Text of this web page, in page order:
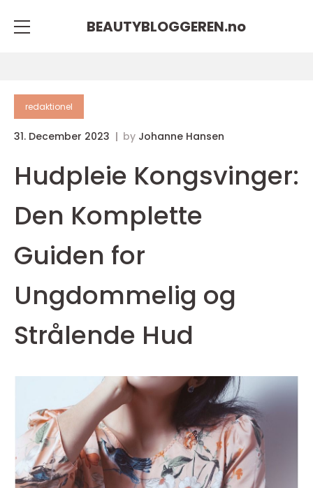
BEAUTYBLOGGEREN.no
redaktionel
31. December 2023 by Johanne Hansen
Hudpleie Kongsvinger:
Den Komplette
Guiden for
Ungdommelig og
Strålende Hud